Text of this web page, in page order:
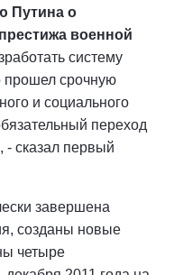
Путина о
военной
систему
прошел срочную
и социального
переход
сказал первый
завершена
созданы новые
четыре